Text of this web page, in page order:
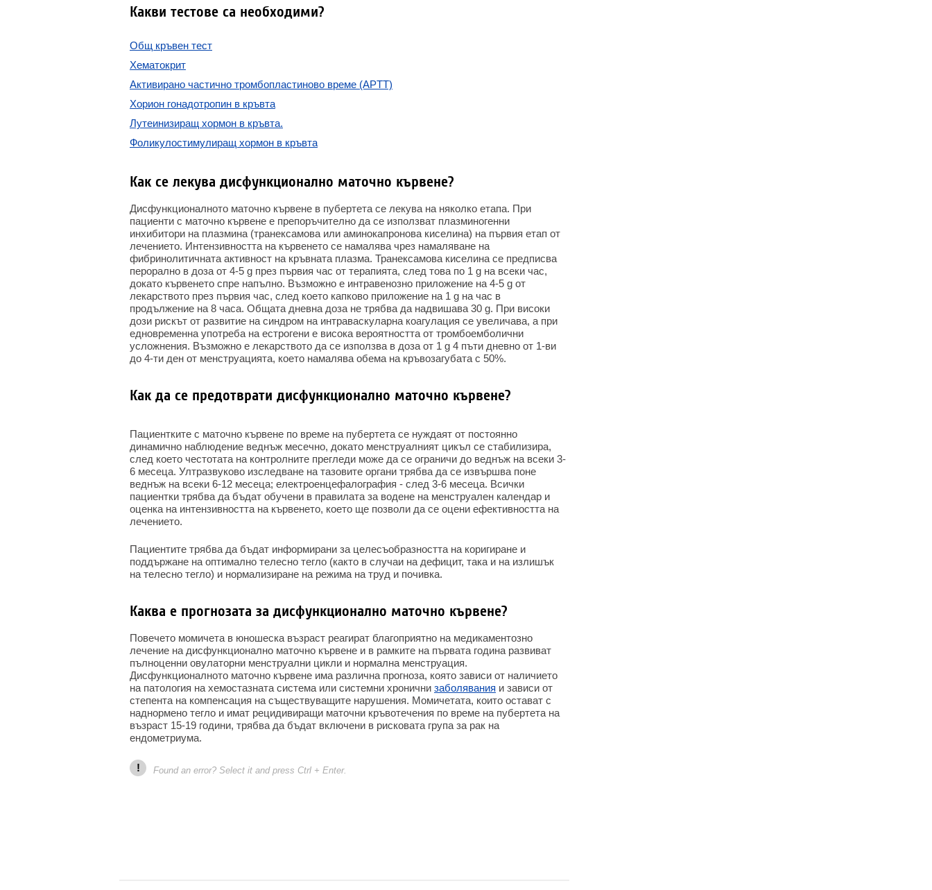
Какви тестове са необходими?
Общ кръвен тест
Хематокрит
Активирано частично тромбопластиново време (APTT)
Хорион гонадотропин в кръвта
Лутеинизиращ хормон в кръвта.
Фоликулостимулиращ хормон в кръвта
Как се лекува дисфункционално маточно кървене?
Дисфункционалното маточно кървене в пубертета се лекува на няколко етапа. При
пациенти с маточно кървене е препоръчително да се използват плазминогенни
инхибитори на плазмина (транексамова или аминокапронова киселина) на първия етап от
лечението. Интензивността на кървенето се намалява чрез намаляване на
фибринолитичната активност на кръвната плазма. Транексамова киселина се предписва
перорално в доза от 4-5 g през първия час от терапията, след това по 1 g на всеки час,
докато кървенето спре напълно. Възможно е интравенозно приложение на 4-5 g от
лекарството през първия час, след което капково приложение на 1 g на час в
продължение на 8 часа. Общата дневна доза не трябва да надвишава 30 g. При високи
дози рискът от развитие на синдром на интраваскуларна коагулация се увеличава, а при
едновременна употреба на естрогени е висока вероятността от тромбоемболични
усложнения. Възможно е лекарството да се използва в доза от 1 g 4 пъти дневно от 1-ви
до 4-ти ден от менструацията, което намалява обема на кръвозагубата с 50%.
Как да се предотврати дисфункционално маточно кървене?
Пациентките с маточно кървене по време на пубертета се нуждаят от постоянно
динамично наблюдение веднъж месечно, докато менструалният цикъл се стабилизира,
след което честотата на контролните прегледи може да се ограничи до веднъж на всеки 3-
6 месеца. Ултразвуково изследване на тазовите органи трябва да се извършва поне
веднъж на всеки 6-12 месеца; електроенцефалография - след 3-6 месеца. Всички
пациентки трябва да бъдат обучени в правилата за водене на менструален календар и
оценка на интензивността на кървенето, което ще позволи да се оцени ефективността на
лечението.
Пациентите трябва да бъдат информирани за целесъобразността на коригиране и
поддържане на оптимално телесно тегло (както в случаи на дефицит, така и на излишък
на телесно тегло) и нормализиране на режима на труд и почивка.
Каква е прогнозата за дисфункционално маточно кървене?
Повечето момичета в юношеска възраст реагират благоприятно на медикаментозно
лечение на дисфункционално маточно кървене и в рамките на първата година развиват
пълноценни овулаторни менструални цикли и нормална менструация.
Дисфункционалното маточно кървене има различна прогноза, която зависи от наличието
на патология на хемостазната система или системни хронични заболявания и зависи от
степента на компенсация на съществуващите нарушения. Момичетата, които остават с
наднормено тегло и имат рецидивиращи маточни кръвотечения по време на пубертета на
възраст 15-19 години, трябва да бъдат включени в рисковата група за рак на
ендометриума.
! Found an error? Select it and press Ctrl + Enter.